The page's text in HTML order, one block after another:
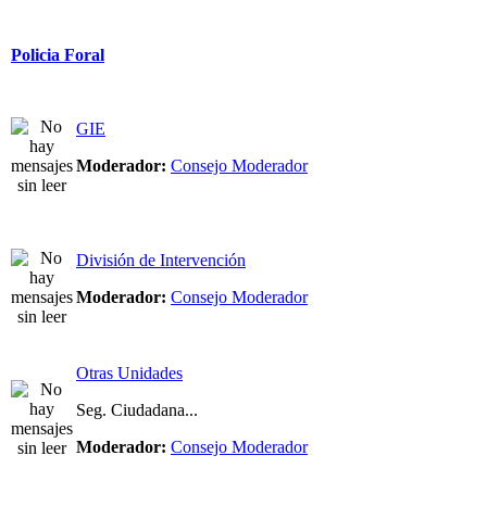
Policia Foral
GIE
Moderador: Consejo Moderador
División de Intervención
Moderador: Consejo Moderador
Otras Unidades
Seg. Ciudadana...
Moderador: Consejo Moderador